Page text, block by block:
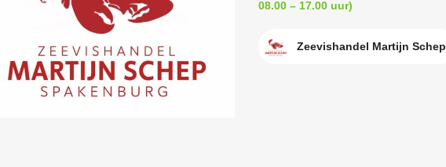
08.00 – 17.00 uur)
Zeevishandel Martijn Schep